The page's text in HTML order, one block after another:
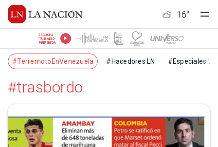
16°
ESCUCHÁ
TU RADIO
PREFERIDA
#TerremotoEnVenezuela #Hacedores LN #Especiales LN
#trasbordo